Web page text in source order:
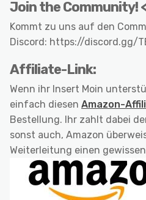
Join the Community!
Kommt zu uns auf den
Discord: https://discord.gg/
Affiliate-Link:
Wenn ihr Insert Moin
einfach diesen Amazon-
Bestellung. Ihr zahlt dabei
sonst auch, Amazon
Weiterleitung einen